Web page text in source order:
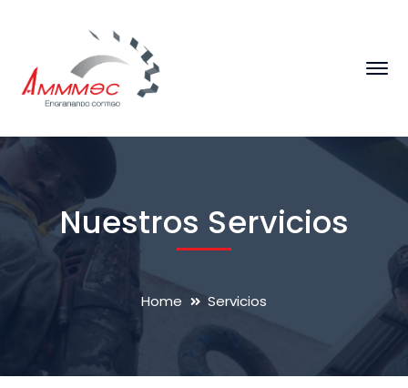
Nuestros Servicios
Home Servicios